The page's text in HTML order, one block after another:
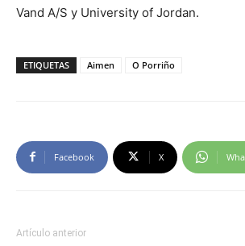
Vand A/S y University of Jordan.
ETIQUETAS Aimen O Porriño
Facebook X
Artículo anterior